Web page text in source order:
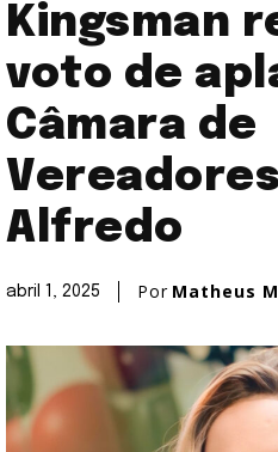
Kingsman
voto de
Câmara de
Alfredo
abril 1, 2025 Por Matheus